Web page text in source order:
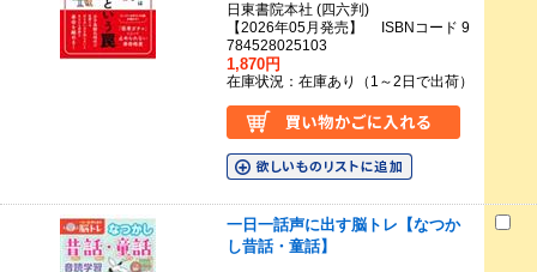
日東書院本社 (四六判)
【2026年05月発売】 ISBNコード 9
784528025103
1,870円
在庫状況：在庫あり（1～2日で出荷）
一日一話声に出す脳トレ【なつか
し昔話・童話】